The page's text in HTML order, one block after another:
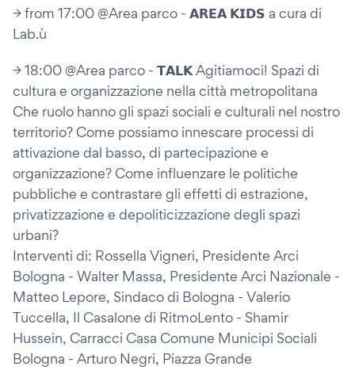
→ from 17:00 @Area parco - 𝗔𝗥𝗘𝗔 𝗞𝗜𝗗𝗦 a cura di
Lab.ù
→ 18:00 @Area parco - 𝗧𝗔𝗟𝗞 Agitiamoci! Spazi di
cultura e organizzazione nella città metropolitana
Che ruolo hanno gli spazi sociali e culturali nel nostro
territorio? Come possiamo innescare processi di
attivazione dal basso, di partecipazione e
organizzazione? Come influenzare le politiche
pubbliche e contrastare gli effetti di estrazione,
privatizzazione e depoliticizzazione degli spazi
urbani?
Interventi di: Rossella Vigneri, Presidente Arci
Bologna - Walter Massa, Presidente Arci Nazionale -
Matteo Lepore, Sindaco di Bologna - Valerio
Tuccella, Il Casalone di RitmoLento - Shamir
Hussein, Carracci Casa Comune Municipi Sociali
Bologna - Arturo Negri, Piazza Grande